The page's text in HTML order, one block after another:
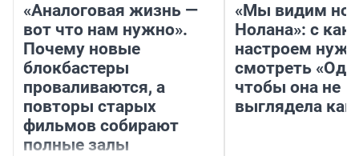
«Аналоговая жизнь —
вот что нам нужно».
Почему новые
блокбастеры
проваливаются, а
повторы старых
фильмов собирают
полные залы
«Мы видим
Нолана»: с
настроем
смотреть
чтобы она не
выглядела как